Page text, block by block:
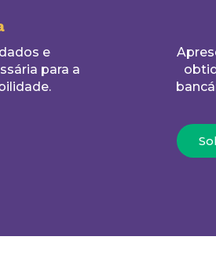
e
para a